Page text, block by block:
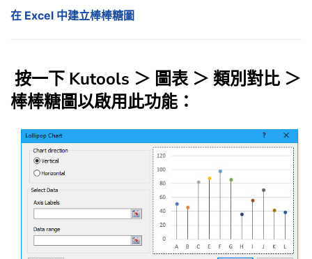
在 Excel 中建立棒棒糖圖
按一下 Kutools ＞ 圖表 ＞ 類別對比 ＞
棒棒糖圖以啟用此功能：